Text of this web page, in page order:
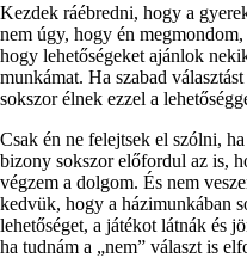
Kezdek ráébredni, hogy a
nem úgy, hogy én
hogy lehetőségeket ajánlok
munkámat. Ha szabad
sokszor élnek ezzel a
Csak én ne felejtsek el szólni,
bizony sokszor előfordul az is,
végzem a dolgom. És nem
kedvük, hogy a házimunkában
lehetőséget, a játékot látnák és
ha tudnám a „nem” választ is